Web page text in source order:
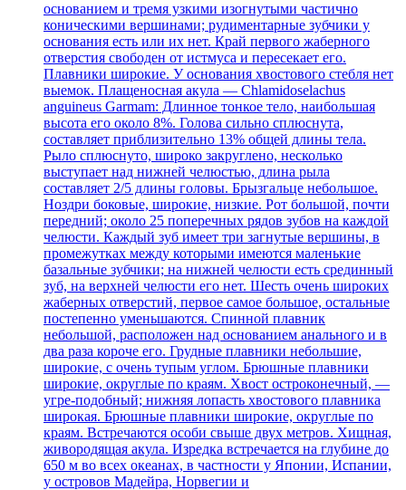
основанием и тремя узкими изогнутыми частично
коническими вершинами; рудиментарные зубчики у
основания есть или их нет. Край первого жаберного
отверстия свободен от истмуса и пересекает его.
Плавники широкие. У основания хвостового стебля нет
выемок. Плащеносная акула — Chlamidoselachus
anguineus Garmam: Длинное тонкое тело, наибольшая
высота его около 8%. Голова сильно сплюснута,
составляет приблизительно 13% общей длины тела.
Рыло сплюснуто, широко закруглено, несколько
выступает над нижней челюстью, длина рыла
составляет 2/5 длины головы. Брызгальце небольшое.
Ноздри боковые, широкие, низкие. Рот большой, почти
передний; около 25 поперечных рядов зубов на каждой
челюсти. Каждый зуб имеет три загнутые вершины, в
промежутках между которыми имеются маленькие
базальные зубчики; на нижней челюсти есть срединный
зуб, на верхней челюсти его нет. Шесть очень широких
жаберных отверстий, первое самое большое, остальные
постепенно уменьшаются. Спинной плавник
небольшой, расположен над основанием анального и в
два раза короче его. Грудные плавники небольшие,
широкие, с очень тупым углом. Брюшные плавники
широкие, округлые по краям. Хвост остроконечный, —
угре-подобный; нижняя лопасть хвостового плавника
широкая. Брюшные плавники широкие, округлые по
краям. Встречаются особи свыше двух метров. Хищная,
живородящая акула. Изредка встречается на глубине до
650 м во всех океанах, в частности у Японии, Испании,
у островов Мадейра, Норвегии и